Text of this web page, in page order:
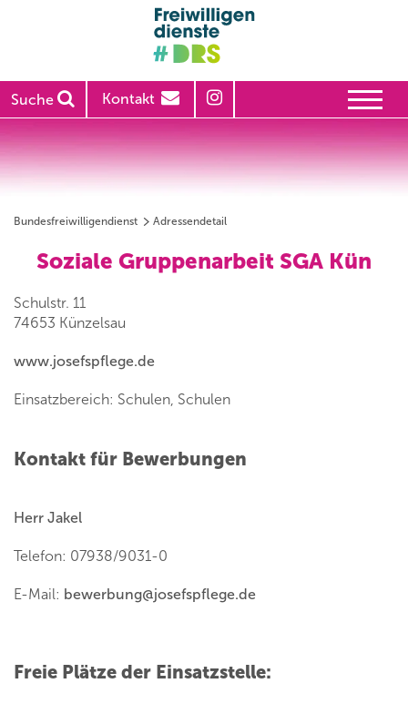
Suche Kontakt
Bundesfreiwilligendienst Adressendetail
Soziale Gruppenarbeit SGA Kün
Schulstr. 11
74653 Künzelsau
www.josefspflege.de
Einsatzbereich: Schulen, Schulen
Kontakt für Bewerbungen
Herr Jakel
Telefon: 07938/9031-0
E-Mail: bewerbung@josefspflege.de
Freie Plätze der Einsatzstelle: